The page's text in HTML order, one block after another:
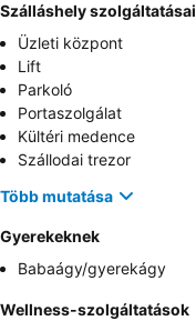
Szálláshely szolgáltatásai
Üzleti központ
Lift
Parkoló
Portaszolgálat
Kültéri medence
Szállodai trezor
Több mutatása
Gyerekeknek
Babaágy/gyerekágy
Wellness-szolgáltatások